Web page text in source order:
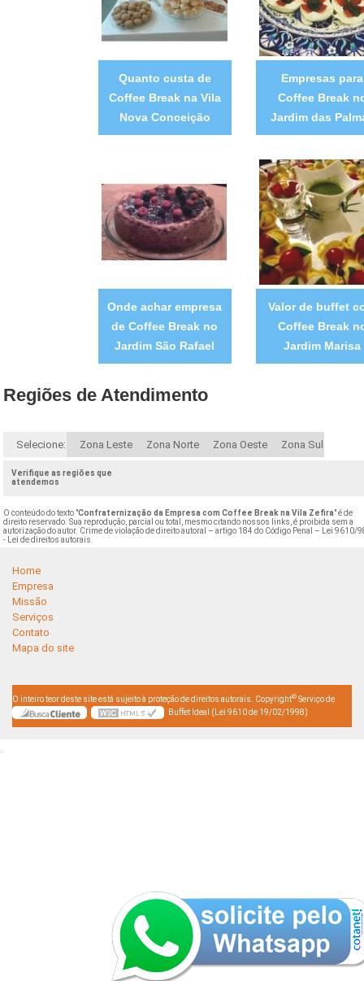
Quanto custa de
Coffee Break na Vila
Nova Conceição
Empresas para
Coffee Break
Jardim das
Onde achar empresa
de Coffee Break no
Jardim São Rafael
Valor de buffet
Coffee Break
Jardim Marisa
Regiões de Atendimento
Selecione: Zona Leste Zona Norte Zona Oeste Zona Sul
Verifique as regiões que
atendemos
O conteúdo do texto "Confraternização da Empresa com Coffee Break na Vila Zefira" é de
direito reservado. Sua reprodução, parcial ou total, mesmo citando nossos links, é proibida sem a
autorização do autor. Crime de violação de direito autoral – artigo 184 do Código Penal –
Lei 9610/
- Lei de direitos autorais
Home
Empresa
Missão
Serviços
Contato
Mapa do site
O inteiro teor deste site está sujeito à proteção de direitos autorais. Copyright© Serviço de
Buffet Ideal (Lei 9610 de 19/02/1998)